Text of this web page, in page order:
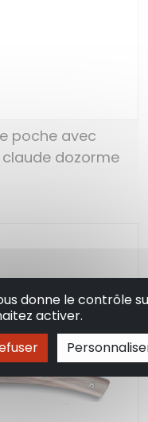
poche avec
dozorme
donne le contrôle
activer.